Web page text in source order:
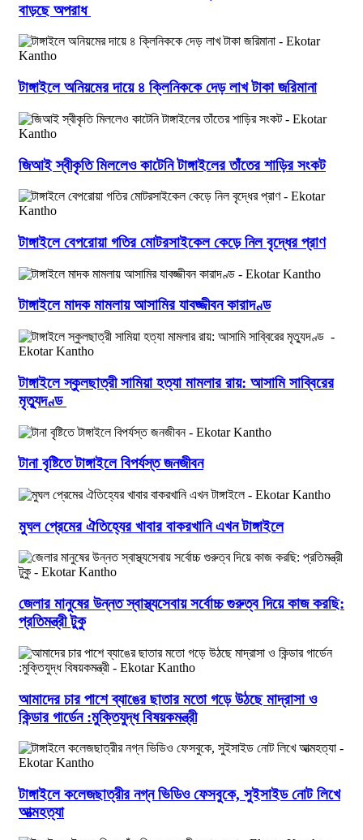
বাড়ছে অপরাধ
টাঙ্গাইলে অনিয়মের দায়ে ৪ ক্লিনিককে দেড় লাখ টাকা জরিমানা
জিআই স্বীকৃতি মিললেও কাটেনি টাঙ্গাইলের তাঁতের শাড়ির সংকট
টাঙ্গাইলে বেপরোয়া গতির মোটরসাইকেল কেড়ে নিল বৃদ্ধের প্রাণ
টাঙ্গাইলে মাদক মামলায় আসামির যাবজ্জীবন কারাদণ্ড
টাঙ্গাইলে স্কুলছাত্রী সামিয়া হত্যা মামলার রায়: আসামি সাব্বিরের
মৃত্যুদণ্ড
টানা বৃষ্টিতে টাঙ্গাইলে বিপর্যস্ত জনজীবন
মুঘল প্রেমের ঐতিহ্যের খাবার বাকরখানি এখন টাঙ্গাইলে
জেলার মানুষের উন্নত স্বাস্থ্যসেবায় সর্বোচ্চ গুরুত্ব দিয়ে কাজ করছি:
প্রতিমন্ত্রী টুকু
আমাদের চার পাশে ব্যাঙের ছাতার মতো গড়ে উঠছে মাদ্রাসা ও
কিন্ডার গার্ডেন :মুক্তিযুদ্ধ বিষয়কমন্ত্রী
টাঙ্গাইলে কলেজছাত্রীর নগ্ন ভিডিও ফেসবুকে, সুইসাইড নোট লিখে
আত্মহত্যা